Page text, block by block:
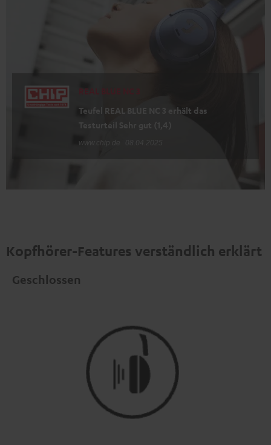
REAL BLUE NC 3
Teufel REAL BLUE NC 3 erhält das
Testurteil Sehr gut (1,4)
www.chip.de
Kopfhörer-Features verständlich erklärt
Geschlossen